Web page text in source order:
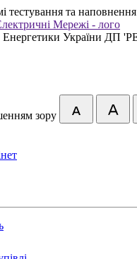
тестування та наповнення
зору